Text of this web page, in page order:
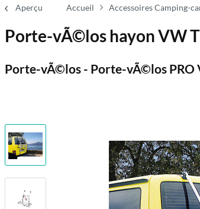
Aperçu Accueil Accessoires Camping-
Porte-vÃ©los hayon VW
Porte-vÃ©los - Porte-vÃ©los PRO